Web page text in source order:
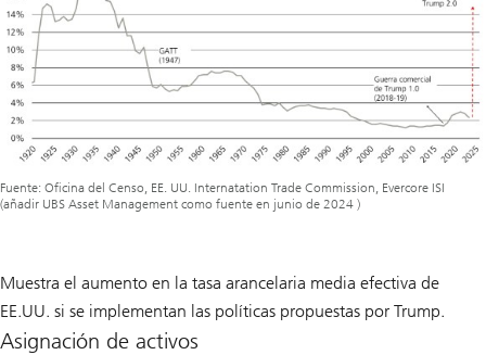
Fuente: Oficina del Censo, EE. UU. Internatation Trade Commission, Evercore ISI
(añadir UBS Asset Management como fuente en junio de 2024 )
Muestra el aumento en la tasa arancelaria media efectiva de
EE.UU. si se implementan las políticas propuestas por Trump.
Asignación de activos